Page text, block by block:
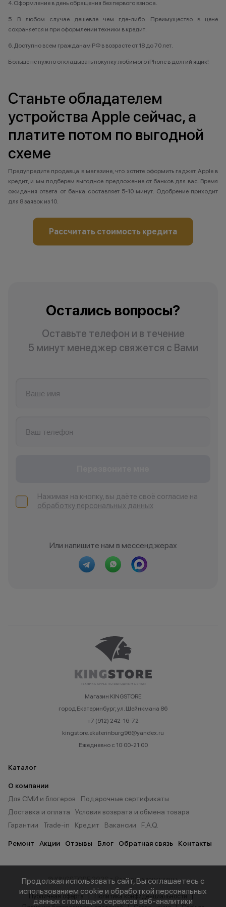
Уфа
Уфа, Инорс
Уфа, Нагаево
Ханты- Мансийск
Ч
Челябинск
4. Оформление в день обращения без первого взноса.
5. В любом случае дешевле чем где-либо. Преимущество в цене
сохраняется и при оформлении техники в кредит.
6. Доступно всем гражданам РФ в возрасте от 18 до 70 лет.
Больше не нужно откладывать покупку любимого iPhone в долгий ящик!
Станьте обладателем
устройства Apple сейчас, а
платите потом по выгодной
схеме
Предупредите продавца в магазине, что хотите оформить гаджет Apple в
кредит, и мы подберем выгодное предложение от банков для вас. Время
ожидания ответа от банка составляет 5-10 минут. Одобрение приходит
для 8 заявок из 10.
Рассчитать стоимость кредита
Остались вопросы?
Оставьте телефон и в течение
5 минут менеджер свяжется с Вами
Нажимая на кнопку, вы даёте своё согласие на
обработку персональных данных
Или напишите нам в мессенджерах
Магазин KINGSTORE
город Екатеринбург, ул. Шейнкмана 86
+7 (912) 242-16-72
kingstore.ekaterinburg96@yandex.ru
Ежедневно с 10:00-21:00
Каталог
О компании
Для СМИ и блогеров
Подарочные сертификаты
Доставка и оплата
Условия возврата и обмена товара
Гарантии
Trade-in Кредит Вакансии F.A.Q.
Ремонт Акции Отзывы Блог Обратная связь Контакты
© KINGSTORE 2026 г. Все права защищены.
Публичная оферта
Политика конфиденциальности
Продолжая использовать сайт, Вы соглашаетесь с
использованием cookie и обработкой персональных
данных с помощью сервисов веб-аналитики